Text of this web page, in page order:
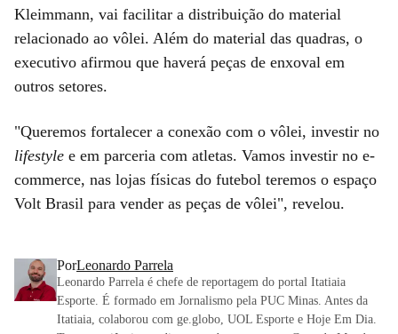
Kleimmann, vai facilitar a distribuição do material
relacionado ao vôlei. Além do material das quadras, o
executivo afirmou que haverá peças de enxoval em
outros setores.
"Queremos fortalecer a conexão com o vôlei, investir no
lifestyle e em parceria com atletas. Vamos investir no e-
commerce, nas lojas físicas do futebol teremos o espaço
Volt Brasil para vender as peças de vôlei", revelou.
PorLeonardo Parrela
Leonardo Parrela é chefe de reportagem do portal Itatiaia
Esporte. É formado em Jornalismo pela PUC Minas. Antes da
Itatiaia, colaborou com ge.globo, UOL Esporte e Hoje Em Dia.